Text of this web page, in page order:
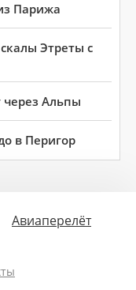
Парижа
Этреты с
Альпы
в Перигор
Авиаперелёт